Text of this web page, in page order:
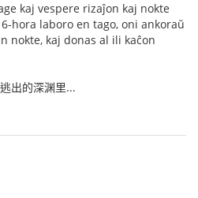
kaj vespere rizaĵon kaj nokte
hora laboro en tago, oni ankoraŭ
nokte, kaj donas al ili kaĉon
出的深渊里...